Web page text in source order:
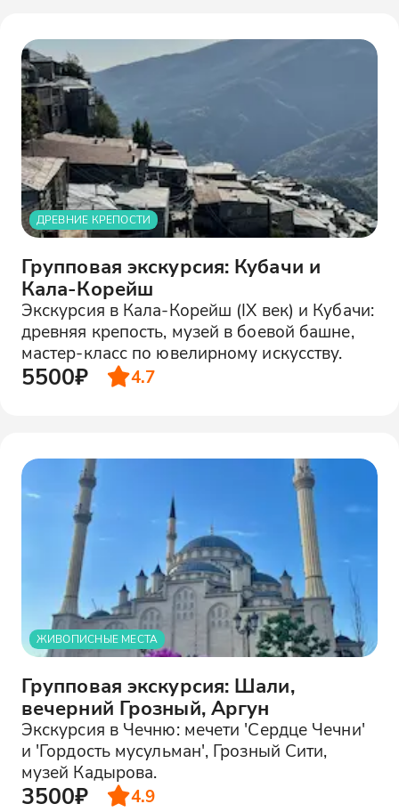
ДРЕВНИЕ КРЕПОСТИ
Групповая экскурсия: Кубачи и
Кала-Корейш
Экскурсия в Кала-Корейш (IX век) и Кубачи:
древняя крепость, музей в боевой башне,
мастер-класс по ювелирному искусству.
5500₽ 4.7
ЖИВОПИСНЫЕ МЕСТА
Групповая экскурсия: Шали,
вечерний Грозный, Аргун
Экскурсия в Чечню: мечети 'Сердце Чечни'
и 'Гордость мусульман', Грозный Сити,
музей Кадырова.
3500₽ 4.9